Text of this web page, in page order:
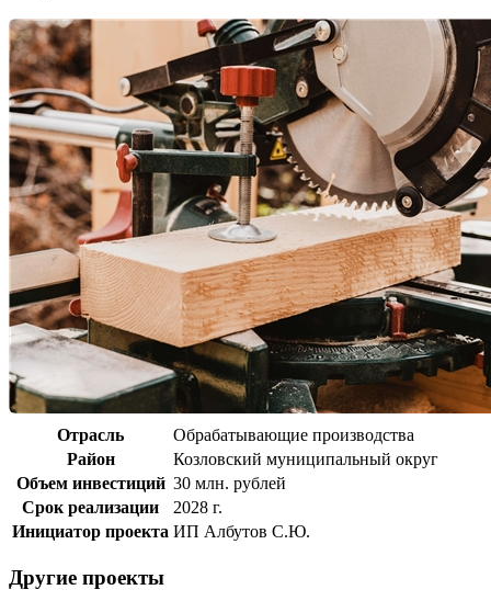
Отрасль
Обрабатывающие производства
Район
Козловский муниципальный округ
Объем инвестиций 30 млн. рублей
Срок реализации
2028 г.
Инициатор проекта ИП Албутов С.Ю.
Другие проекты